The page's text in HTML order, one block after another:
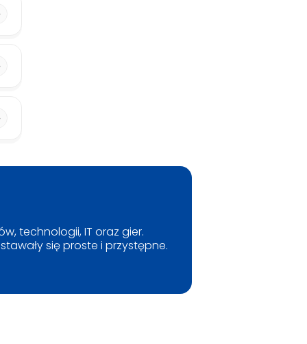
technologii, IT oraz gier.
się proste i przystępne.